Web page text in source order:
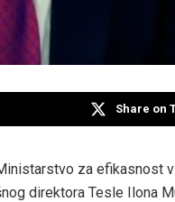
Share on
za efikasnost
direktora Tesle Ilona